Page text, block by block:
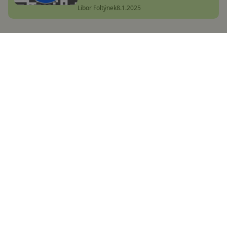
Libor Foltýnek8.1.2025